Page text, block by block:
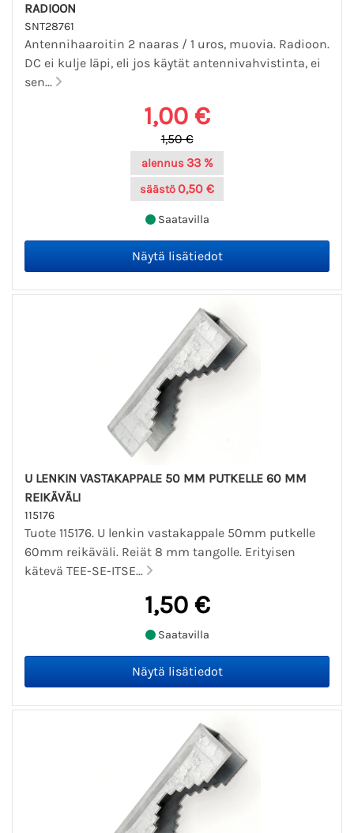
RADIOON
SNT28761
Antennihaaroitin 2 naaras / 1 uros, muovia. Radioon.
DC ei kulje läpi, eli jos käytät antennivahvistinta, ei
sen...
1,00 €
1,50 €
alennus 33 %
säästö0,50 €
Saatavilla
U LENKIN VASTAKAPPALE 50 MM PUTKELLE 60 MM
REIKÄVÄLI
115176
Tuote 115176. U lenkin vastakappale 50mm putkelle
60mm reikäväli. Reiät 8 mm tangolle. Erityisen
kätevä TEE-SE-ITSE...
1,50 €
Saatavilla